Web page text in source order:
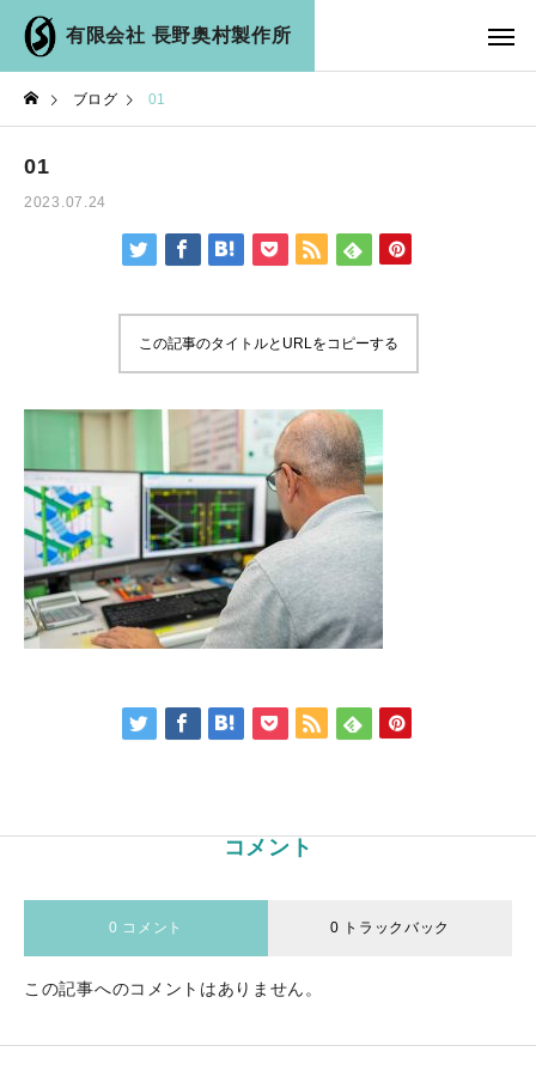
有限会社 長野奥村製作所
ブログ 01
01
2023.07.24
この記事のタイトルとURLをコピーする
コメント
0 コメント 0 トラックバック
この記事へのコメントはありません。